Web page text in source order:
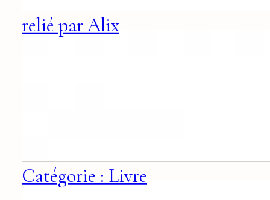
relié par Alix
Catégorie : Livre